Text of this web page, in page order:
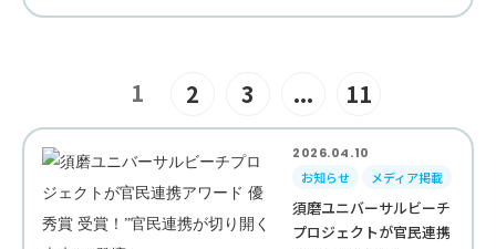
1 2 3 ... 11
2026.04.10
お知らせ
メディア掲載
須磨ユニバーサルビーチ
プロジェクトが官民連携